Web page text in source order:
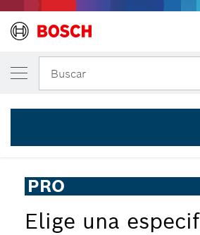
Buscar
... Hoja de segmento PRO ACZ 85 EIB
PRO
Elige una
Hoja de multiherramienta
2 608 669 086